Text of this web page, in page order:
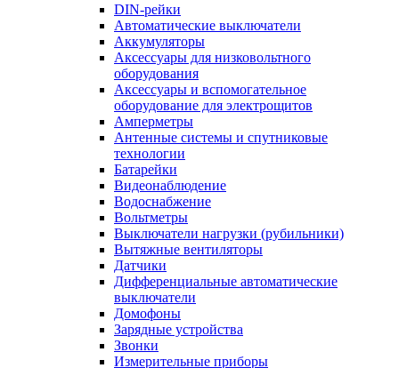
DIN-рейки
Автоматические выключатели
Аккумуляторы
Аксессуары для низковольтного
оборудования
Аксессуары и вспомогательное
оборудование для электрощитов
Амперметры
Антенные системы и спутниковые
технологии
Батарейки
Видеонаблюдение
Водоснабжение
Вольтметры
Выключатели нагрузки (рубильники)
Вытяжные вентиляторы
Датчики
Дифференциальные автоматические
выключатели
Домофоны
Зарядные устройства
Звонки
Измерительные приборы